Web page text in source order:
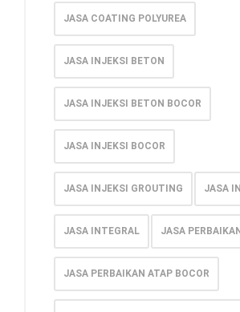
JASA COATING POLYUREA
JASA INJEKSI BETON
JASA INJEKSI BETON BOCOR
JASA INJEKSI BOCOR
JASA INJEKSI GROUTING JASA
JASA INTEGRAL JASA
JASA PERBAIKAN ATAP BOCOR